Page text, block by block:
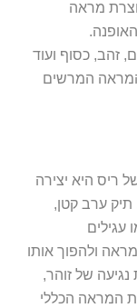
מראה
זהב, כסוף ועוד
המראה המרשים
ריס היא יצירה
ערב קטן,
עגילים
ולהפוך אותו
של זוהר,
המראה הכללי